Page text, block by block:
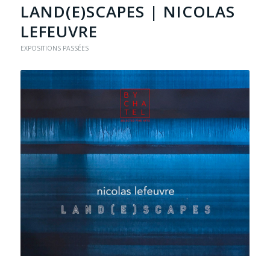
LAND(E)SCAPES | NICOLAS
LEFEUVRE
EXPOSITIONS PASSÉES